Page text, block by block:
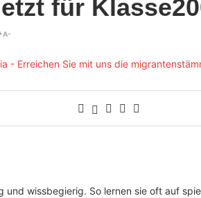
für
A-
und wissbegierig. So lernen sie oft auf